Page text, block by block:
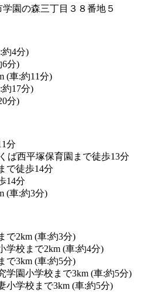
園の森三丁目３８番地５
約4分)
6分)
(車:約11分)
17分)
分)
分
ば西平塚保育園まで徒歩13分
で徒歩14分
14分
(車:約3分)
で2km (車:約3分)
学校まで2km (車:約4分)
で3km (車:約5分)
学園小学校まで3km (車:約5分)
小学校まで3km (車:約5分)